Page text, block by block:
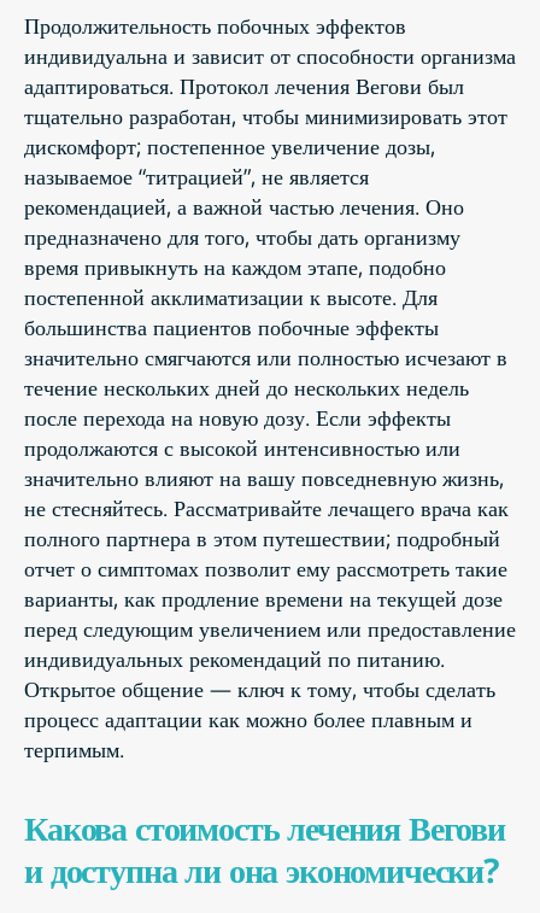
Продолжительность побочных эффектов
индивидуальна и зависит от способности организма
адаптироваться. Протокол лечения Вегови был
тщательно разработан, чтобы минимизировать этот
дискомфорт; постепенное увеличение дозы,
называемое “титрацией”, не является
рекомендацией, а важной частью лечения. Оно
предназначено для того, чтобы дать организму
время привыкнуть на каждом этапе, подобно
постепенной акклиматизации к высоте. Для
большинства пациентов побочные эффекты
значительно смягчаются или полностью исчезают в
течение нескольких дней до нескольких недель
после перехода на новую дозу. Если эффекты
продолжаются с высокой интенсивностью или
значительно влияют на вашу повседневную жизнь,
не стесняйтесь. Рассматривайте лечащего врача как
полного партнера в этом путешествии; подробный
отчет о симптомах позволит ему рассмотреть такие
варианты, как продление времени на текущей дозе
перед следующим увеличением или предоставление
индивидуальных рекомендаций по питанию.
Открытое общение — ключ к тому, чтобы сделать
процесс адаптации как можно более плавным и
терпимым.
Какова стоимость лечения Вегови
и доступна ли она экономически?